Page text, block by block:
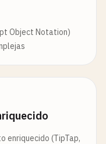
Object Notation)
enriquecido (TipTap,